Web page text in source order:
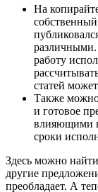
На
работу
статей
Также можно
и готовое
влияющими
сроки
Здесь можно
другие
преобладает. А